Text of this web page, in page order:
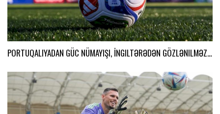
PORTUQALIYADAN GÜC NÜMAYIŞI, İNGILTƏRƏDƏN GÖZLƏNILMƏZ…